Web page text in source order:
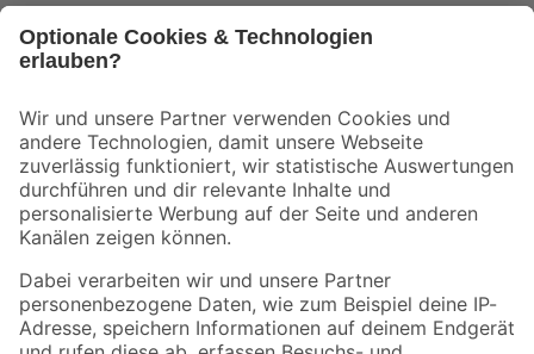
Der toom Newsletter: Keine Angebote und Aktionen mehr verpassen!
Zur Newsletter Anmeldung
Folge uns
Zahlungsarten Versandarten